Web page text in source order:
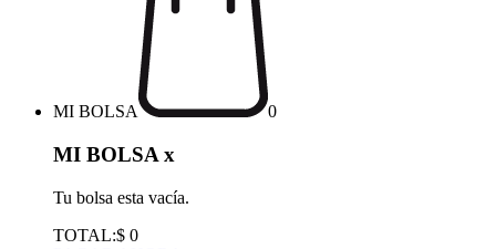
MI BOLSA 0
MI BOLSA x
Tu bolsa esta vacía.
TOTAL:$ 0